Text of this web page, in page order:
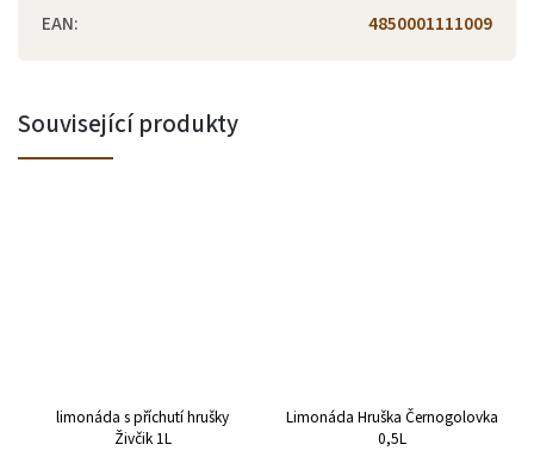
EAN: 4850001111009
Související produkty
limonáda s příchutí hrušky
Živčik 1L
Limonáda Hruška Černogolovka
0,5L